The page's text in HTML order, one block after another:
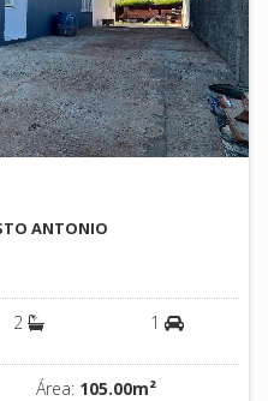
ANTONIO
2 1
Área: 105.00m²